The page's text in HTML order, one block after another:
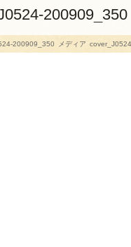
200909_350
200909_350 メディア